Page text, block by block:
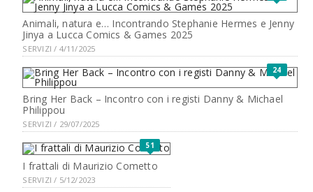
Animali, natura e… Incontrando Stephanie Hermes e Jenny
Jinya a Lucca Comics & Games 2025
SERVIZI / 4/11/2025
24
Bring Her Back – Incontro con i registi Danny & Michael
Philippou
SERVIZI / 29/07/2025
51
I frattali di Maurizio Cometto
SERVIZI / 5/12/2023